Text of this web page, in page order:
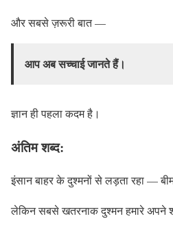
और सबसे ज़रूरी बात —
आप अब सच्चाई जानते हैं।
ज्ञान ही पहला कदम है।
अंतिम शब्द:
इंसान बाहर के दुश्मनों से लड़ता रहा —
लेकिन सबसे खतरनाक दुश्मन हमारे अपने